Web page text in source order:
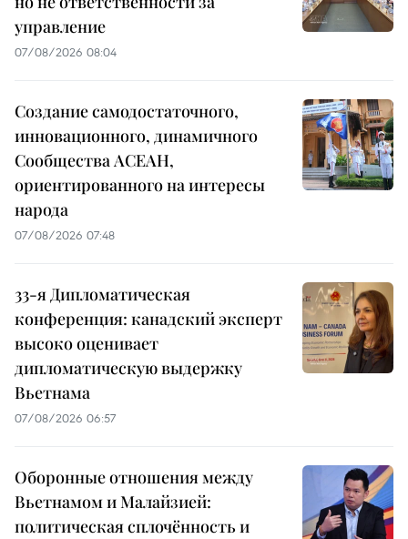
управление
07/08/2026 08:04
Создание самодостаточного,
инновационного, динамичного
Сообщества АСЕАН,
ориентированного на интересы
народа
07/08/2026 07:48
33-я Дипломатическая
конференция: канадский эксперт
высоко оценивает
дипломатическую выдержку
Вьетнама
07/08/2026 06:57
Оборонные отношения между
Вьетнамом и Малайзией:
политическая сплочённость и